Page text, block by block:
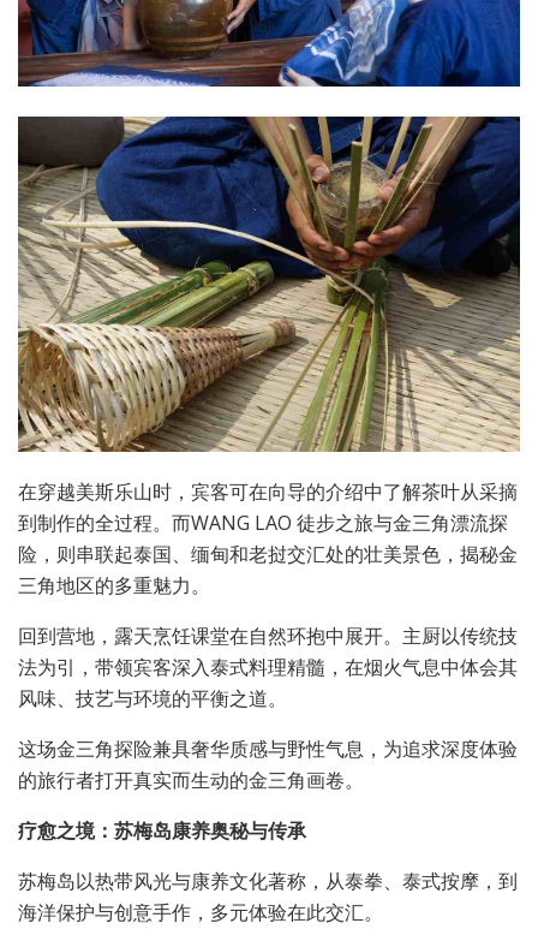
在穿越美斯乐山时，宾客可在向导的介绍中了解茶叶从采摘
到制作的全过程。而WANG LAO 徒步之旅与金三角漂流探
险，则串联起泰国、缅甸和老挝交汇处的壮美景色，揭秘金
三角地区的多重魅力。
回到营地，露天烹饪课堂在自然环抱中展开。主厨以传统技
法为引，带领宾客深入泰式料理精髓，在烟火气息中体会其
风味、技艺与环境的平衡之道。
这场金三角探险兼具奢华质感与野性气息，为追求深度体验
的旅行者打开真实而生动的金三角画卷。
疗愈之境：苏梅岛康养奥秘与传承
苏梅岛以热带风光与康养文化著称，从泰拳、泰式按摩，到
海洋保护与创意手作，多元体验在此交汇。